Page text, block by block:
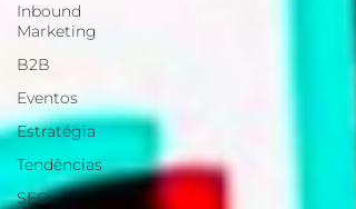
Inbound
Marketing
B2B
Eventos
Estratégia
Tendências
SEO